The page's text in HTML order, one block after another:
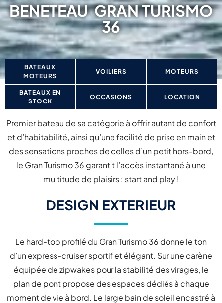
BENETEAUGRAN TURISMO
36
BATEAUX
MOTEURS
VOILIERS MOTEURS
BATEAUX EN
STOCK
OCCASIONS LOCATION
Premier bateau de sa catégorie à offrir autant de confort
et d’habitabilité, ainsi qu’une facilité de prise en main et
des sensations proches de celles d’un petit hors-bord,
le Gran Turismo 36 garantit l’accès instantané à une
multitude de plaisirs : start and play !
DESIGN EXTERIEUR
Le hard-top profilé du Gran Turismo 36 donne le ton
d’un express-cruiser sportif et élégant. Sur une carène
équipée de zipwakes pour la stabilité des virages, le
plan de pont propose des espaces dédiés à chaque
moment de vie à bord. Le large bain de soleil encastré à